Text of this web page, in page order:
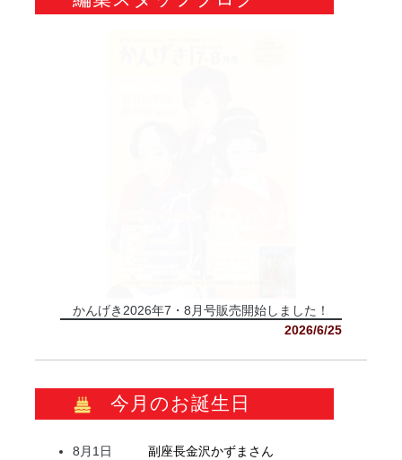
かんげき2026年7・8月号販売開始しました！
2026/6/25
今月のお誕生日
8月1日 副座長金沢かずま さん